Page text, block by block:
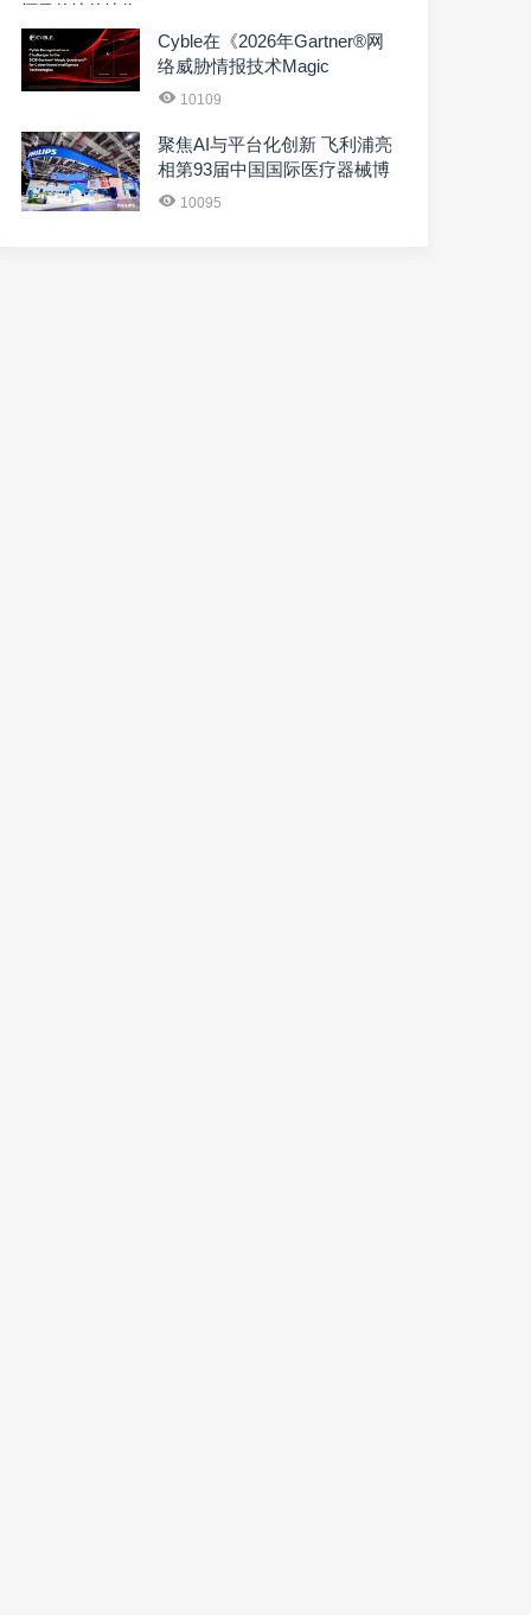
Cyble在《2026年Gartner®网
络威胁情报技术Magic
Quadrant™》中获评“挑战···
10109
聚焦AI与平台化创新 飞利浦亮
相第93届中国国际医疗器械博
览会10095